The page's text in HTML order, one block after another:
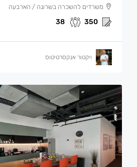
משרדים להשכרה בשרונה / הארבעה
350
38
ויקטור אנקסרטיטוס